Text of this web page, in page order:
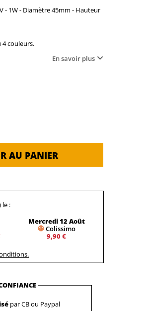
- 1W - Diamètre 45mm - Hauteur
couleurs.
En savoir plus
AU PANIER
le :
Mercredi 12 Août
Colissimo
9,90 €
par CB ou Paypal